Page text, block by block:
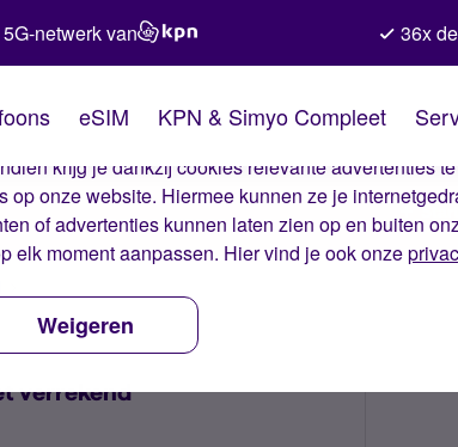
website. Met deze cookies zorgen wij ervoor dat je
krijg je dankzij cookies relevante advertenties
op onze website. Hiermee kunnen ze je
of advertenties kunnen laten zien op en buiten
elk moment aanpassen. Hier vind je ook onze
Weigeren
netwerk van 36x
eSIM KPN & Simyo Compleet
verrekend